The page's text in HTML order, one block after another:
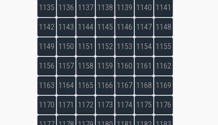
1135 1136 1137 1138 1139 1140 1141
1142 1143 1144 1145 1146 1147 1148
1149 1150 1151 1152 1153 1154 1155
1156 1157 1158 1159 1160 1161 1162
1163 1164 1165 1166 1167 1168 1169
1170 1171 1172 1173 1174 1175 1176